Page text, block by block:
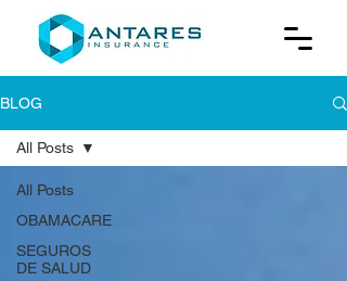
BLOG
All Posts
OBAMACARE
SEGUROS
DE SALUD
All Posts